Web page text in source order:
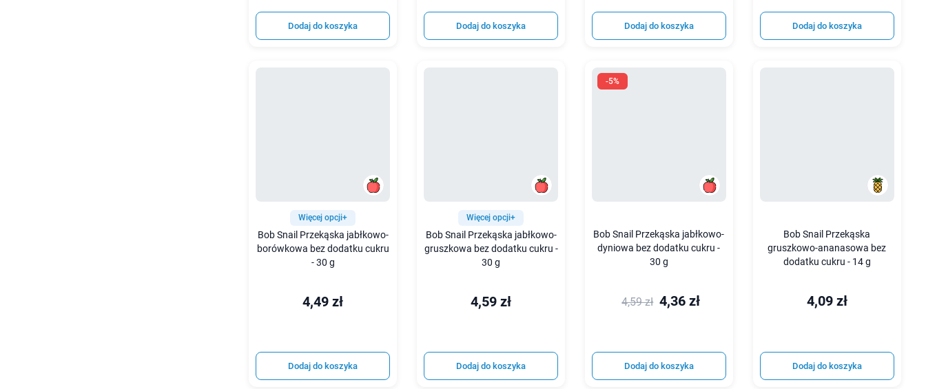
Dodaj do koszyka Dodaj do koszyka Dodaj do koszyka Dodaj do koszyka
Więcej opcji+
Bob Snail Przekąska jabłkowo-
borówkowa bez dodatku cukru
- 30 g
4,49 zł
Dodaj do koszyka
Więcej opcji+
Bob Snail Przekąska jabłkowo-
gruszkowa bez dodatku cukru -
30 g
4,59 zł
Dodaj do koszyka
-5%
Bob Snail Przekąska jabłkowo-
dyniowa bez dodatku cukru -
30 g
4,59 zł 4,36 zł
Dodaj do koszyka
Bob Snail Przekąska
gruszkowo-ananasowa bez
dodatku cukru - 14 g
4,09 zł
Dodaj do koszyka